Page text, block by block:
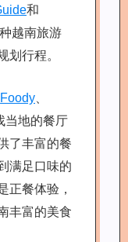
和
越南旅游
划行程。
Foody
当地的餐厅
了丰富的餐
满足口味的
正餐体验，
丰富的美食